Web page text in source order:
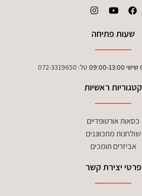
שעות פתיחה
טל: 072-3319650
קטגוריות ראשיות
כסאות אורטופדיים
שולחנות מתכווננים
אביזרים תומכים
פרטי יצירת קשר